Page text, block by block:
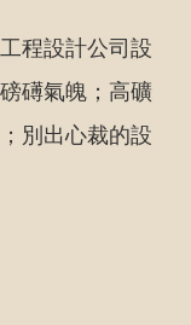
程設計公司設
礡氣魄；高礦
別出心裁的設